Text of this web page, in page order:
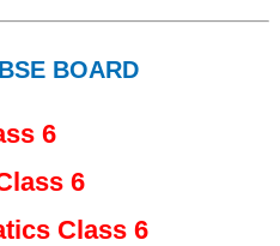
BOARD
6
6
Class 6